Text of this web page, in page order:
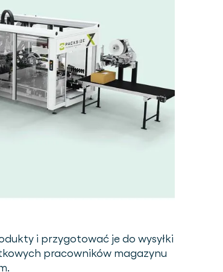
i przygotować je do wysyłki
pracowników magazynu